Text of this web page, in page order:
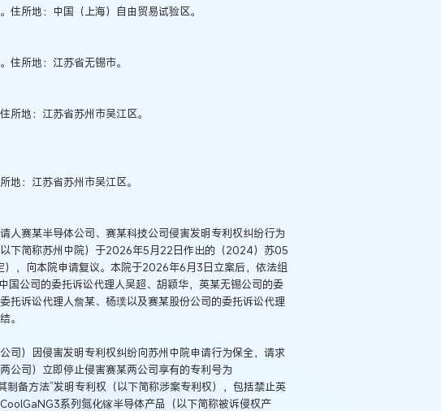
住所地：中国（上海）自由贸易试验区。
住所地：江苏省无锡市。
所地：江苏省苏州市吴江区。
地：江苏省苏州市吴江区。
人赛某半导体公司、赛某科技公司侵害发明专利权纠纷行为
下简称苏州中院）于2026年5月22日作出的（2024）苏05
，向本院申请复议。本院于2026年6月3日立案后，依法组
公司的委托诉讼代理人吴超、胡颖华，英某无锡公司的委
托诉讼代理人詹某、杨璞以及赛某股份公司的委托诉讼代理
。
司）因侵害发明专利权纠纷向苏州中院申请行为保全，请求
公司）立即停止侵害赛某两公司享有的专利号为
备方法”发明专利权（以下简称涉案专利权），包括禁止英
系列氮化镓半导体产品（以下简称被诉侵权产